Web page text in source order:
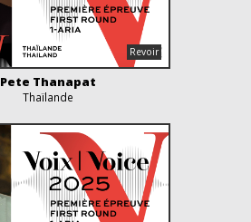
Pete Thanapat
Thaïlande